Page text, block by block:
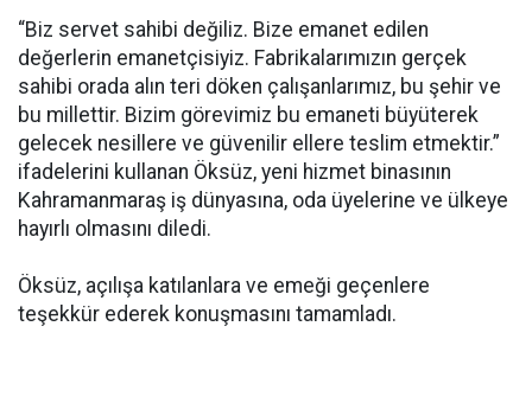
“Biz servet sahibi değiliz. Bize emanet edilen
değerlerin emanetçisiyiz. Fabrikalarımızın gerçek
sahibi orada alın teri döken çalışanlarımız, bu şehir ve
bu millettir. Bizim görevimiz bu emaneti büyüterek
gelecek nesillere ve güvenilir ellere teslim etmektir.”
ifadelerini kullanan Öksüz, yeni hizmet binasının
Kahramanmaraş iş dünyasına, oda üyelerine ve ülkeye
hayırlı olmasını diledi.
Öksüz, açılışa katılanlara ve emeği geçenlere
teşekkür ederek konuşmasını tamamladı.